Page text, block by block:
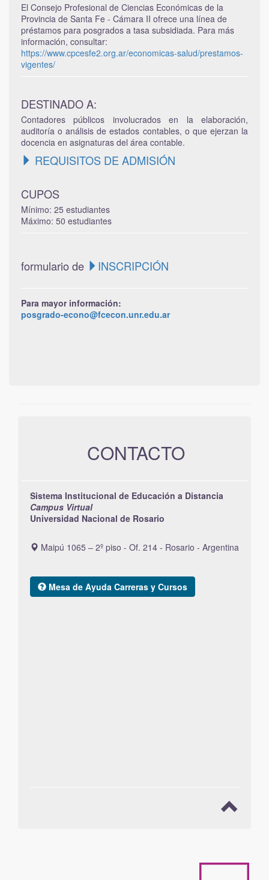
El Consejo Profesional de Ciencias Económicas de la
Provincia de Santa Fe - Cámara II ofrece una línea de
préstamos para posgrados a tasa subsidiada. Para más
información, consultar:
https://www.cpcesfe2.org.ar/economicas-salud/prestamos-
vigentes/
DESTINADO A:
Contadores públicos involucrados en la elaboración,
auditoría o análisis de estados contables, o que ejerzan la
docencia en asignaturas del área contable.
REQUISITOS DE ADMISIÓN
CUPOS
Mínimo: 25 estudiantes
Máximo: 50 estudiantes
formulario de INSCRIPCIÓN
Para mayor información:
posgrado-econo@fcecon.unr.edu.ar
CONTACTO
Sistema Institucional de Educación a Distancia
Campus Virtual
Universidad Nacional de Rosario
Maipú 1065 – 2º piso - Of. 214 - Rosario - Argentina
Mesa de Ayuda Carreras y Cursos